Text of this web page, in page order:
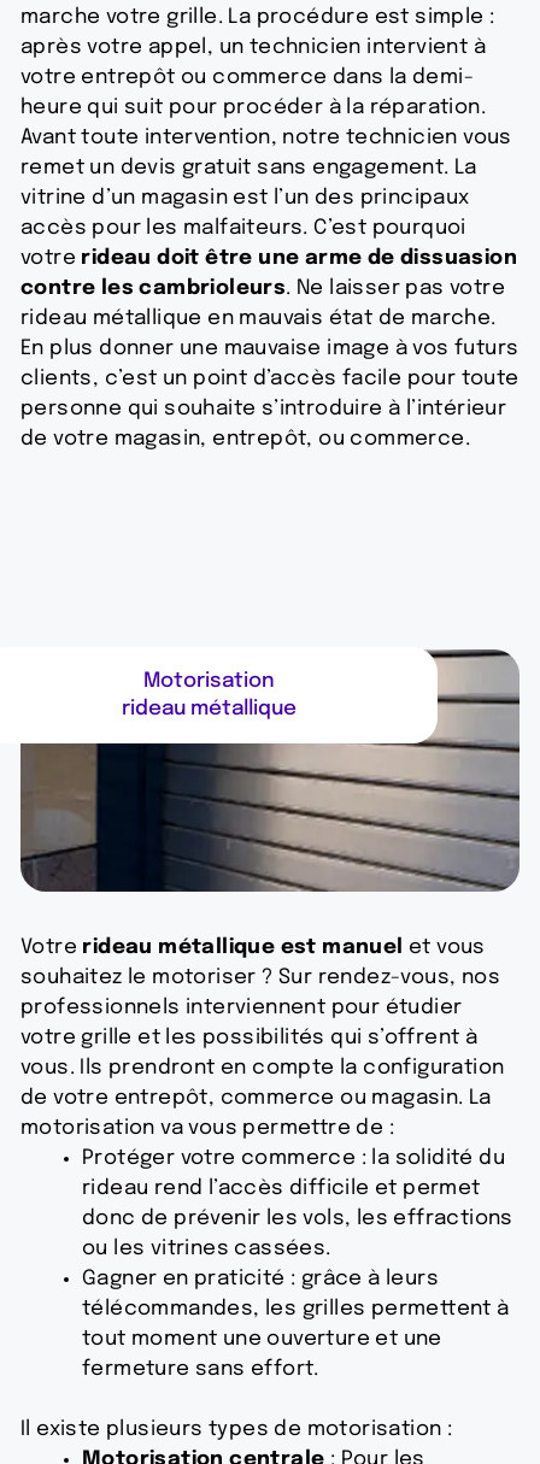
marche votre grille. La procédure est simple :
après votre appel, un technicien intervient à
votre entrepôt ou commerce dans la demi-
heure qui suit pour procéder à la réparation.
Avant toute intervention, notre technicien vous
remet un devis gratuit sans engagement. La
vitrine d’un magasin est l’un des principaux
accès pour les malfaiteurs. C’est pourquoi
votre rideau doit être une arme de dissuasion
contre les cambrioleurs. Ne laisser pas votre
rideau métallique en mauvais état de marche.
En plus donner une mauvaise image à vos futurs
clients, c’est un point d’accès facile pour toute
personne qui souhaite s’introduire à l’intérieur
de votre magasin, entrepôt, ou commerce.
Motorisation
rideau métallique
Votre rideau métallique est manuel
et vous
souhaitez le motoriser ? Sur rendez-vous, nos
professionnels interviennent pour étudier
votre grille et les possibilités qui s’offrent à
vous. Ils prendront en compte la configuration
de votre entrepôt, commerce ou magasin. La
motorisation va vous permettre de :
Protéger votre commerce : la solidité du
rideau rend l’accès difficile et permet
donc de prévenir les vols, les effractions
ou les vitrines cassées.
Gagner en praticité : grâce à leurs
télécommandes, les grilles permettent à
tout moment une ouverture et une
fermeture sans effort.
Il existe plusieurs types de motorisation :